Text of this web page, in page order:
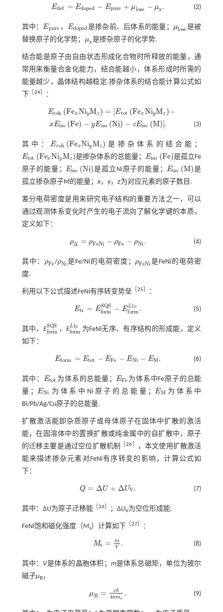
Edef = Edoped − Epure + μlose − μx
Edef= Ed oped-Ep ur e+μlos e-μ x . (2)
其中：Epure
Epure ， Edoped
Edoped是掺杂前、后体系的能量； μlose
μlose是被
替换原子的化学势；
μx
μx是掺杂原子的化学势.
结合能是原子由自由状态形成化合物时所释放的能量，通
常用来衡量合金化能力，结合能越小，体系形成时所需的
能量越少，晶体结构越稳定.掺杂体系的结合能计算公式如
下［ 24］ ：
Ecoh (Fex NiyMz ) = [Etot (Fex NiyMz )−
EcohFex NiyMz=[Et o tFe xNiyMz-
xEiso (Fe) − yEiso (Ni) − zEiso (M)]
xEisoF e-y Eis oN i-zEiso M] . (3)
其中：Ecoh (FexNiyMz )
EcohFex NiyMz 是掺杂体系的结合能；
Etot (Fex NiyMz )
EtotF ex NiyMz 是掺杂体系的总能量；Eiso (Fe)
EisoF e
是孤立Fe
原子的能量； Eiso (Ni)
EisoNi 是孤立Ni原子的能量； Eiso (M)
EisoM
是
孤立掺杂原子M的能量； x， y， z为对应元素的原子数目.
差分电荷密度是用来研究电子结构的重要方法之一，可以
通过观测体系变化时产生的电子流向了解化学键的本质，
定义如下：
ρΔ = ρFeNi − ρFe − ρNi
ρΔ= ρF eNi-ρF e-ρ Ni . (4)
其中： ρFe
ρFe/ρNi
ρNi 是Fe/Ni的电荷密度； ρFeNi
ρFeNi 是FeNi的电荷密
度.
利用以下公式描述FeNi有序转变势垒 25 ：
Etr = ESQS
form − E L10
form
Etr= EformSQ -Ef ormL1 0. (5)
其中， ESQS
form
formS QS
， EL10
form
formL10
为FeNi无序、有序结构的形成能，定义
如下：
Eform = Etot − EFe − ENi − EM
Eform Et ot-EF e-E Ni-EM . (6)
其中： Etot
Etot 为体系的总能量； EFe
EFe 为体系中Fe原子的总能
量；ENi
ENi 为体系中Ni原子的总能量；EM
EM 为体系中
Bi/Pb/Ag/Cu原子的总能量.
扩散激活能即杂质原子或母体原子在固体中扩散的激活
能，在固溶体中的置换扩散或纯金属中的自扩散中，原子
的迁移主要是通过空位扩散机制
［26
，本文使用扩散激活
能来描述掺杂元素对FeNi有序转变的影响，计算公式如
下：
Q = ΔU + ΔUV
Q= ΔU +ΔU V . (7)
其中：ΔU为原子迁移能［ 26］ ；ΔUV为空位形成能.
FeNi饱和磁化强度（Ms）计算如下［ 27］ ：
Ms =
m
V
Ms= mV . (8)
其中： V是体系的晶胞体积； m是体系总磁矩，单位为玻尔
磁子μB，
μB = eh
4πme
μB= eh 4πme . (9)